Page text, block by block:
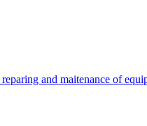
and maitenance of